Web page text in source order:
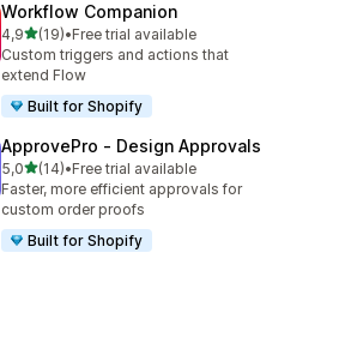
Workflow Companion
4,9de 5 estrelas
(19)
19 total de avaliações
•Free trial available
Custom triggers and actions that
extend Flow
Built for Shopify
ApprovePro ‑ Design Approvals
5,0de 5 estrelas
(14)
14 total de avaliações
•Free trial available
Faster, more efficient approvals for
custom order proofs
Built for Shopify